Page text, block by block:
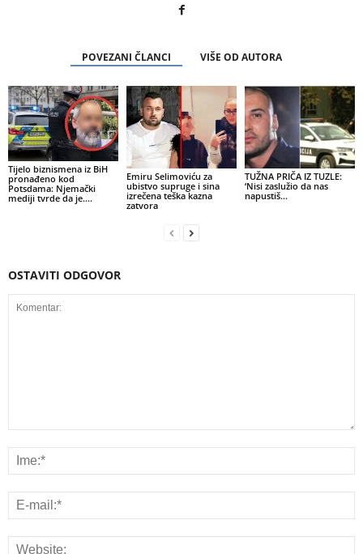
POVEZANI ČLANCI VIŠE OD AUTORA
Tijelo biznismena iz BiH
pronađeno kod
Potsdama: Njemački
mediji tvrde da je….
Emiru Selimoviću za
ubistvo supruge i sina
izrečena teška kazna
zatvora
TUŽNA PRIČA IZ TUZLE:
‘Nisi zaslužio da nas
napustiš…
OSTAVITI ODGOVOR